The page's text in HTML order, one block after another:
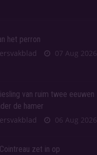
het perron
07 Aug 2026
van ruim twee eeuwen
de hamer
06 Aug 2026
zet in op